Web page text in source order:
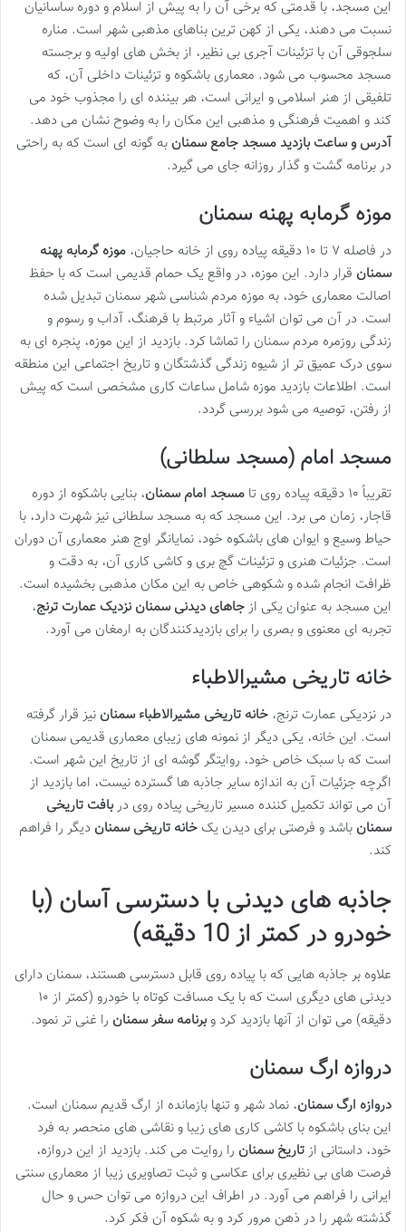
این مسجد، با قدمتی که برخی آن را به پیش از اسلام و دوره ساسانیان
نسبت می دهند، یکی از کهن ترین بناهای مذهبی شهر است. مناره
سلجوقی آن با تزئینات آجری بی نظیر، از بخش های اولیه و برجسته
مسجد محسوب می شود. معماری باشکوه و تزئینات داخلی آن، که
تلفیقی از هنر اسلامی و ایرانی است، هر بیننده ای را مجذوب خود می
کند و اهمیت فرهنگی و مذهبی این مکان را به وضوح نشان می دهد.
آدرس و ساعت بازدید مسجد جامع سمنان به گونه ای است که به راحتی
در برنامه گشت و گذار روزانه جای می گیرد.
موزه گرمابه پهنه سمنان
در فاصله ۷ تا ۱۰ دقیقه پیاده روی از خانه حاجیان،
موزه گرمابه پهنه
سمنان قرار دارد. این موزه، در واقع یک حمام قدیمی است که با حفظ
اصالت معماری خود، به موزه مردم شناسی شهر سمنان تبدیل شده
است. در آن می توان اشیاء و آثار مرتبط با فرهنگ، آداب و رسوم و
زندگی روزمره مردم سمنان را تماشا کرد. بازدید از این موزه، پنجره ای به
سوی درک عمیق تر از شیوه زندگی گذشتگان و تاریخ اجتماعی این منطقه
است. اطلاعات بازدید موزه شامل ساعات کاری مشخصی است که پیش
از رفتن، توصیه می شود بررسی گردد.
مسجد امام (مسجد سلطانی)
تقریباً ۱۰ دقیقه پیاده روی تا مسجد امام سمنان، بنایی باشکوه از دوره
قاجار، زمان می برد. این مسجد که به مسجد سلطانی نیز شهرت دارد، با
حیاط وسیع و ایوان های باشکوه خود، نمایانگر اوج هنر معماری آن دوران
است. جزئیات هنری و تزئینات گچ بری و کاشی کاری آن، به دقت و
ظرافت انجام شده و شکوهی خاص به این مکان مذهبی بخشیده است.
این مسجد به عنوان یکی ازجاهای دیدنی سمنان نزدیک عمارت ترنج،
تجربه ای معنوی و بصری را برای بازدیدکنندگان به ارمغان می آورد.
خانه تاریخی مشیرالاطباء
در نزدیکی عمارت ترنج، خانه تاریخی مشیرالاطباء سمنان نیز قرار گرفته
است. این خانه، یکی دیگر از نمونه های زیبای معماری قدیمی سمنان
است که با سبک خاص خود، روایتگر گوشه ای از تاریخ این شهر است.
اگرچه جزئیات آن به اندازه سایر جاذبه ها گسترده نیست، اما بازدید از
آن می تواند تکمیل کننده مسیر تاریخی پیاده روی دربافت تاریخی
سمنان باشد و فرصتی برای دیدن یک خانه تاریخی سمنان دیگر را فراهم
کند.
جاذبه های دیدنی با دسترسی آسان (با
خودرو در کمتر از 10 دقیقه)
علاوه بر جاذبه هایی که با پیاده روی قابل دسترسی هستند، سمنان دارای
دیدنی های دیگری است که با یک مسافت کوتاه با خودرو (کمتر از ۱۰
دقیقه) می توان از آنها بازدید کرد و برنامه سفر سمنان را غنی تر نمود.
دروازه ارگ سمنان
دروازه ارگ سمنان، نماد شهر و تنها بازمانده از ارگ قدیم سمنان است.
این بنای باشکوه با کاشی کاری های زیبا و نقاشی های منحصر به فرد
خود، داستانی ازتاریخ سمنان را روایت می کند. بازدید از این دروازه،
فرصت های بی نظیری برای عکاسی و ثبت تصاویری زیبا از معماری سنتی
ایرانی را فراهم می آورد. در اطراف این دروازه می توان حس و حال
گذشته شهر را در ذهن مرور کرد و به شکوه آن فکر کرد.